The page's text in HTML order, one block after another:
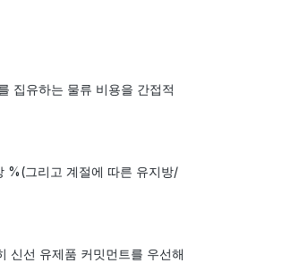
집유하는 물류 비용을 간접적
%(그리고 계절에 따른 유지방/
신선 유제품 커밋먼트를 우선해